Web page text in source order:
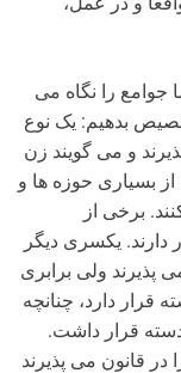
جوامع را نگاه می
بدهیم: یک نوع
و می گویند زن
بسیاری حوزه ها و
برخی از
دارند. یکسری دیگر
ولی برابری
قرار دارد، چنانچه
قرن 18 نیز در این دسته قرار داشت.
قانون می پذیرند